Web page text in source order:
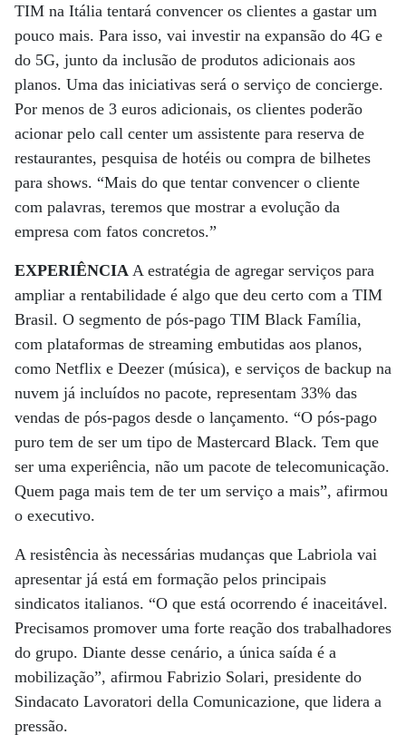
TIM na Itália tentará convencer os clientes a gastar um
pouco mais. Para isso, vai investir na expansão do 4G e
do 5G, junto da inclusão de produtos adicionais aos
planos. Uma das iniciativas será o serviço de concierge.
Por menos de 3 euros adicionais, os clientes poderão
acionar pelo call center um assistente para reserva de
restaurantes, pesquisa de hotéis ou compra de bilhetes
para shows. “Mais do que tentar convencer o cliente
com palavras, teremos que mostrar a evolução da
empresa com fatos concretos.”
EXPERIÊNCIA A estratégia de agregar serviços para
ampliar a rentabilidade é algo que deu certo com a TIM
Brasil. O segmento de pós-pago TIM Black Família,
com plataformas de streaming embutidas aos planos,
como Netflix e Deezer (música), e serviços de backup na
nuvem já incluídos no pacote, representam 33% das
vendas de pós-pagos desde o lançamento. “O pós-pago
puro tem de ser um tipo de Mastercard Black. Tem que
ser uma experiência, não um pacote de telecomunicação.
Quem paga mais tem de ter um serviço a mais”, afirmou
o executivo.
A resistência às necessárias mudanças que Labriola vai
apresentar já está em formação pelos principais
sindicatos italianos. “O que está ocorrendo é inaceitável.
Precisamos promover uma forte reação dos trabalhadores
do grupo. Diante desse cenário, a única saída é a
mobilização”, afirmou Fabrizio Solari, presidente do
Sindacato Lavoratori della Comunicazione, que lidera a
pressão.